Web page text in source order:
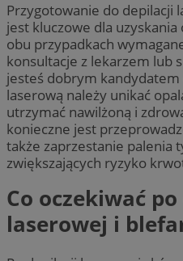
Przygotowanie do depilacji
jest kluczowe dla
obu przypadkach
konsultacje z lekarzem lub
jesteś dobrym kandydatem
laserową należy unikać
utrzymać nawilżoną i
konieczne jest
także zaprzestanie palenia
zwiększających ryzyko
Co oczekiwać
laserowej i